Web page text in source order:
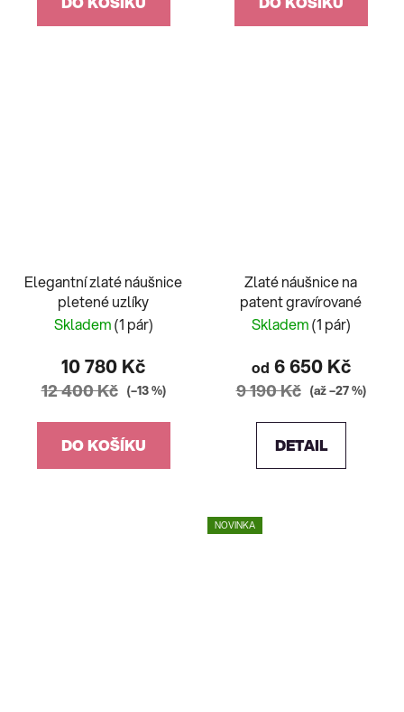
Elegantní zlaté náušnice
pletené uzlíky
Skladem(1 pár)
10 780 Kč
12 400 Kč (–13 %)
DO KOŠÍKU
Zlaté náušnice na
patent gravírované
Skladem(1 pár)
od 6 650 Kč
9 190 Kč (až –27 %)
DETAIL
NOVINKA